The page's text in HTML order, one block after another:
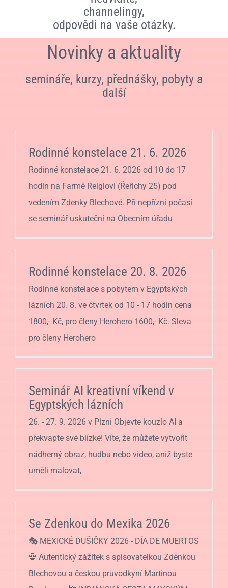
channelingy,
odpovědi na vaše otázky.
Novinky a aktuality
semináře, kurzy, přednášky, pobyty a
další
Rodinné konstelace 21. 6. 2026
Rodinné konstelace 21. 6. 2026 od 10 do 17
hodin na Farmě Reiglovi (Řeřichy 25) pod
vedením Zdenky Blechové. Při nepřízni počasí
se seminář uskuteční na Obecním úřadu
Rodinné konstelace 20. 8. 2026
Rodinné konstelace s pobytem v Egyptských
lázních 20. 8. ve čtvrtek od 10 - 17 hodin cena
1800,- Kč, pro členy Herohero 1600,- Kč. Sleva
pro členy Herohero
Seminář AI kreativní víkend v
Egyptských lázních
26. - 27. 9. 2026 v Plzni Objevte kouzlo AI a
překvapte své blízké! Víte, že můžete vytvořit
nádherný obraz, hudbu nebo video, aniž byste
uměli malovat,
Se Zdenkou do Mexika 2026
🎭 MEXICKÉ DUŠIČKY 2026 - DÍA DE MUERTOS
💀 Autentický zážitek s spisovatelkou Zděnkou
Blechovou a českou průvodkyní Martinou